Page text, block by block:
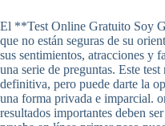
El **Test Online Gratuito Soy
que no están seguras de su
sus sentimientos, atracciones y
una serie de preguntas. Este
definitiva, pero puede darte la
una forma privada e imparcial.
resultados importantes deben